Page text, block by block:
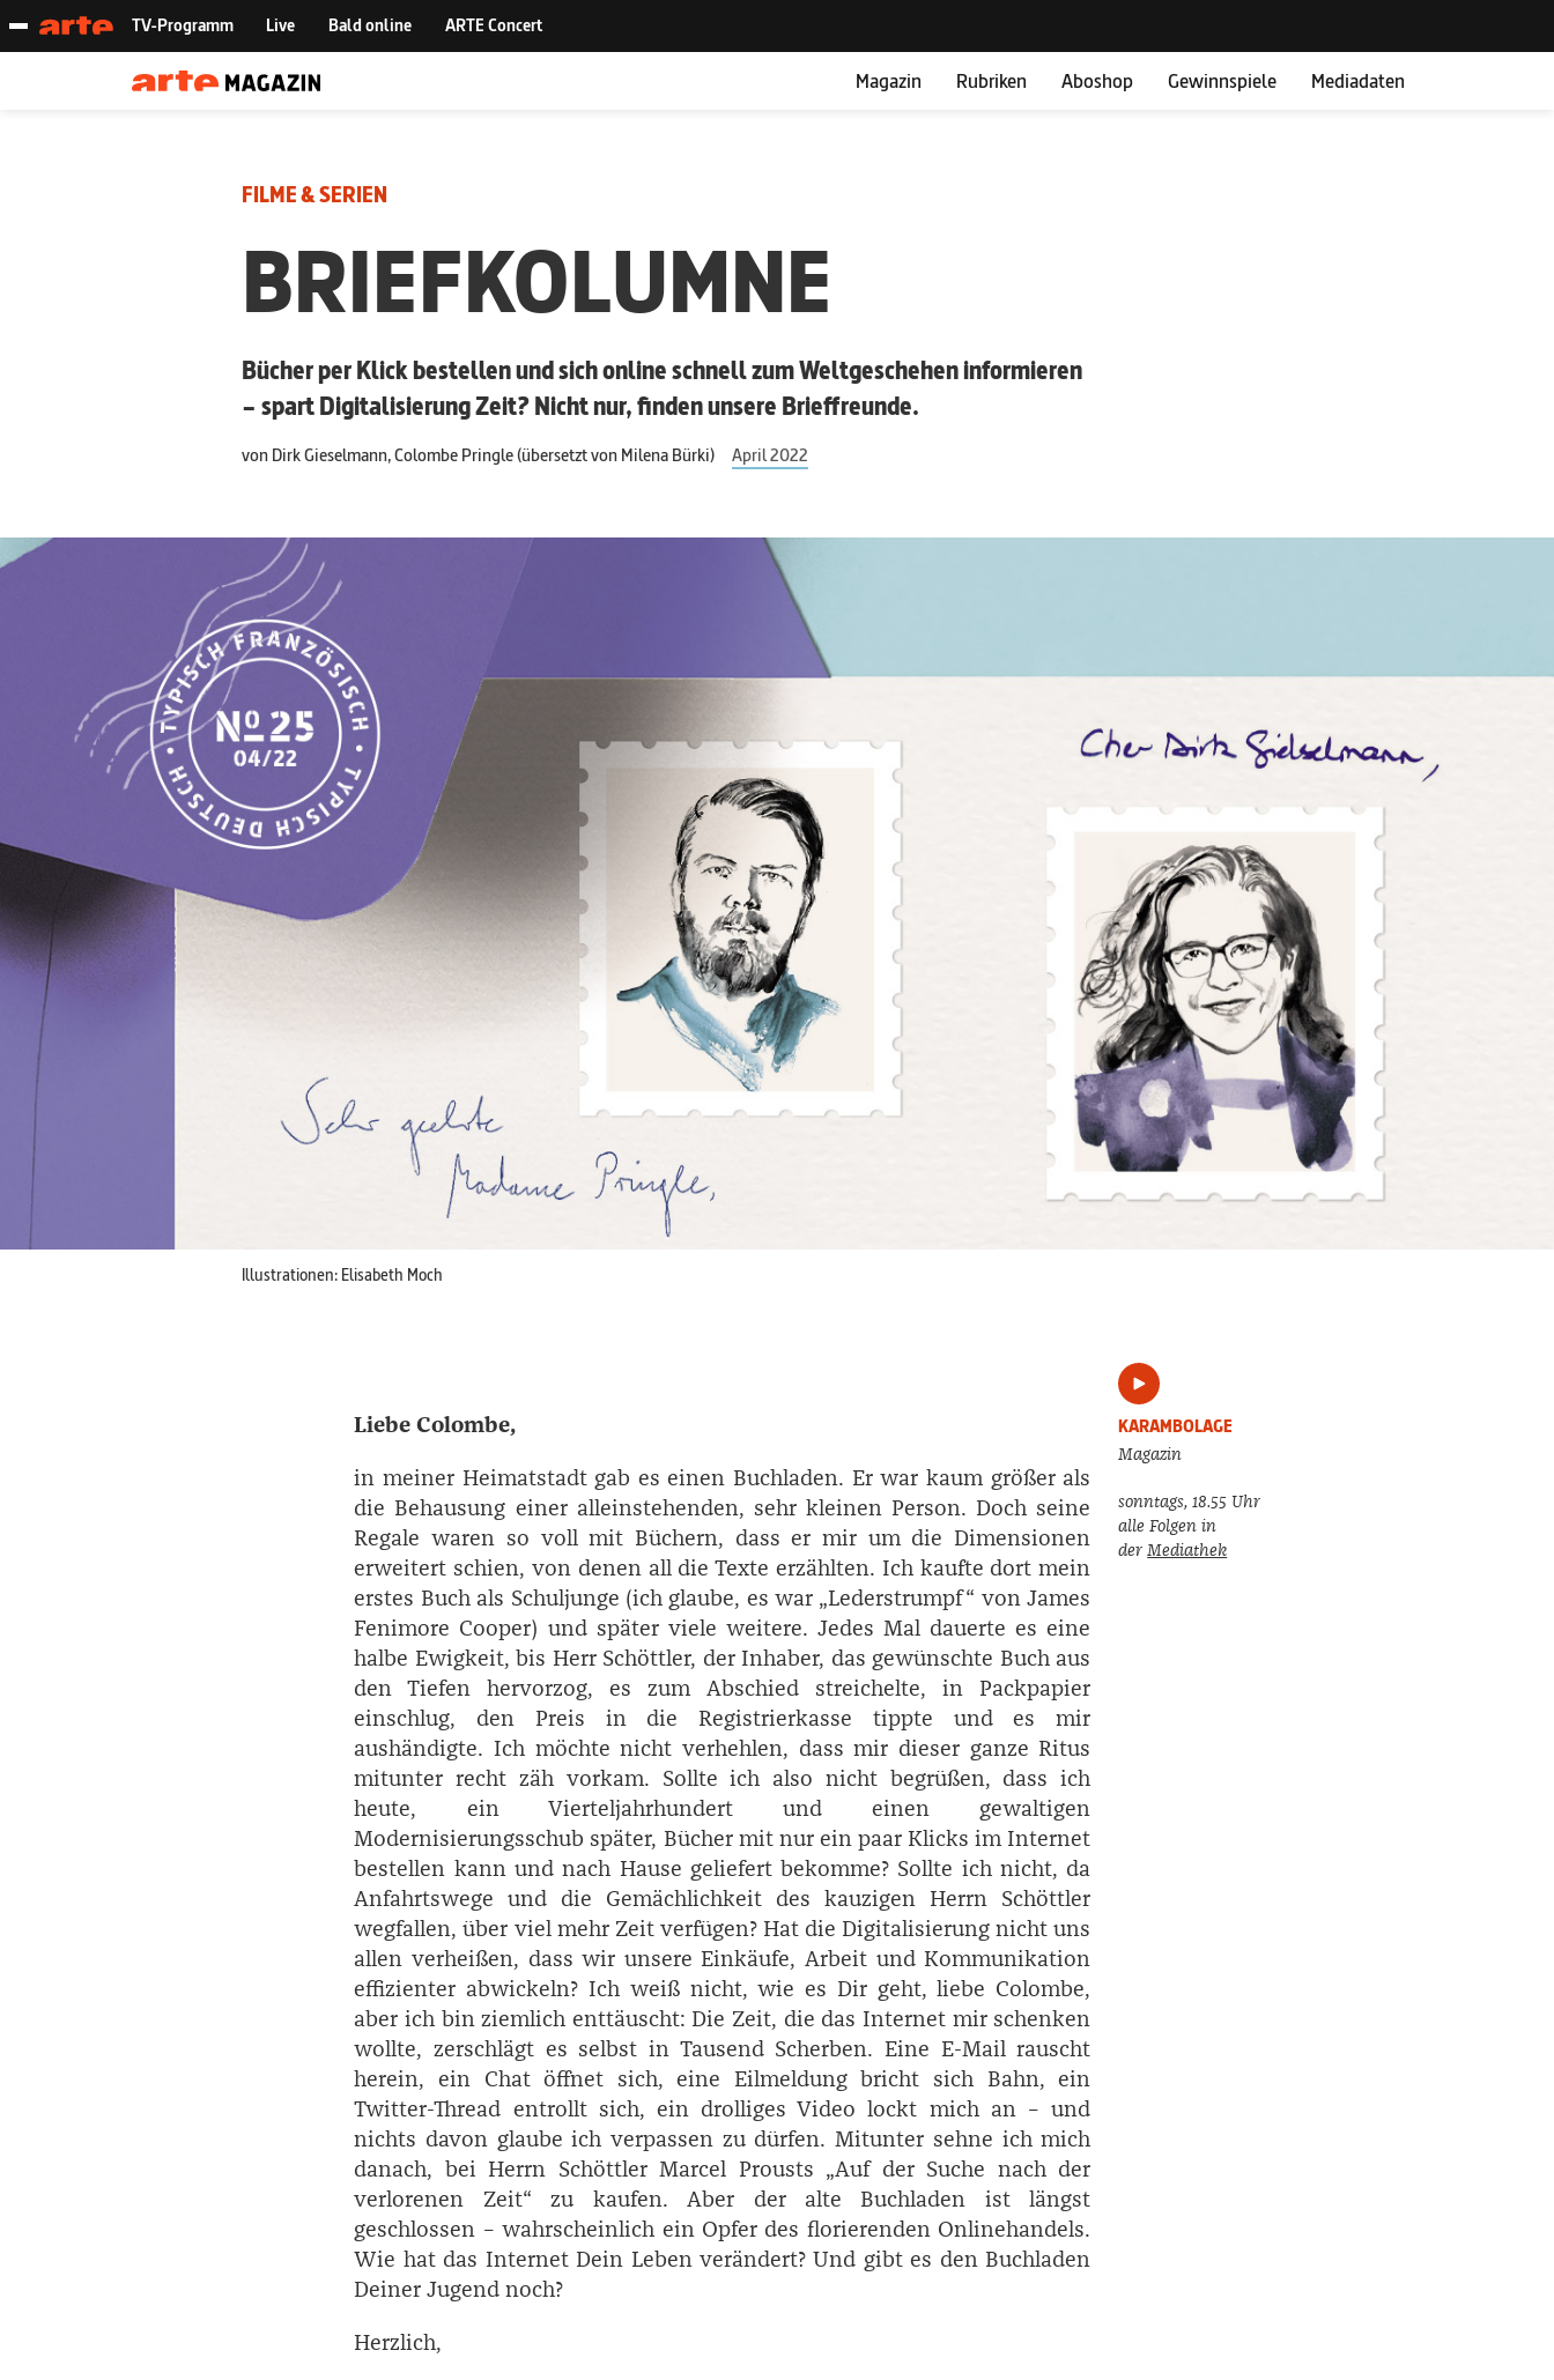
Magazin Rubriken Aboshop Gewinnspiele Mediadaten
FILME & SERIEN
BRIEFKOLUMNE
Bücher per Klick bestellen und sich online schnell zum Weltgeschehen informieren
– spart Digitalisierung Zeit? Nicht nur, finden unsere Brieffreunde.
vonDirk Gieselmann, Colombe Pringle (übersetzt von Milena Bürki) April 2022
Illustrationen: Elisabeth Moch
Liebe Colombe,
in meiner Heimatstadt gab es einen Buchladen. Er war kaum größer als
die Behausung einer alleinstehenden, sehr kleinen Person. Doch seine
Regale waren so voll mit Büchern, dass er mir um die Dimensionen
erweitert schien, von denen all die Texte erzählten. Ich kaufte dort mein
erstes Buch als Schuljunge (ich glaube, es war „Lederstrumpf“ von ­James
Fenimore ­Cooper) und später viele weitere. Jedes Mal dauerte es eine
halbe Ewigkeit, bis Herr ­Schöttler, der Inhaber, das gewünschte Buch aus
den Tiefen hervorzog, es zum Abschied streichelte, in Packpapier
einschlug, den Preis in die Registrierkasse tippte und es mir
aushändigte. Ich möchte nicht verhehlen, dass mir dieser ganze Ritus
mitunter recht zäh vorkam. Sollte ich also nicht begrüßen, dass ich
heute, ein Vierteljahrhundert und einen gewaltigen
Modernisierungsschub später, Bücher mit nur ein paar Klicks im Internet
bestellen kann und nach Hause geliefert bekomme? Sollte ich nicht, da
Anfahrtswege und die Gemächlichkeit des kauzigen Herrn Schöttler
wegfallen, über viel mehr Zeit verfügen? Hat die Digitalisierung nicht uns
allen verheißen, dass wir unsere Einkäufe, Arbeit und Kommunikation
effizienter abwickeln? Ich weiß nicht, wie es Dir geht, liebe ­Colombe,
aber ich bin ziemlich enttäuscht: Die Zeit, die das Internet mir schenken
wollte, zerschlägt es selbst in Tausend Scherben. Eine E-Mail rauscht
herein, ein Chat öffnet sich, eine Eilmeldung bricht sich Bahn, ein
Twitter-Thread entrollt sich, ein drolliges Video lockt mich an – und
nichts davon glaube ich verpassen zu dürfen. Mitunter sehne ich mich
danach, bei Herrn ­Schöttler ­Marcel ­Prousts „Auf der Suche nach der
verlorenen Zeit“ zu kaufen. Aber der alte Buchladen ist längst
geschlossen – wahrscheinlich ein Opfer des florierenden Onlinehandels.
Wie hat das Internet Dein Leben verändert? Und gibt es den Buch­laden
Deiner Jugend noch?
Herzlich,
KARAMBOLAGE
Magazin
sonntags, 18.55 Uhr
alle Folgen in
derMediathek